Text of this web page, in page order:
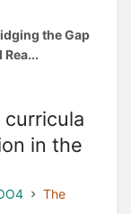
the Gap
curricula
in the
The